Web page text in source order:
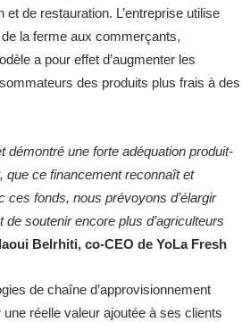
de restauration. L’entreprise utilise
la ferme aux commerçants,
a pour effet d’augmenter les
des produits plus frais à des
démontré une forte adéquation produit-
que ce financement reconnaît et
ces fonds, nous prévoyons d’élargir
soutenir encore plus d’agriculteurs
Belrhiti, co-CEO de YoLa Fresh
de chaîne d’approvisionnement
réelle valeur ajoutée à ses clients